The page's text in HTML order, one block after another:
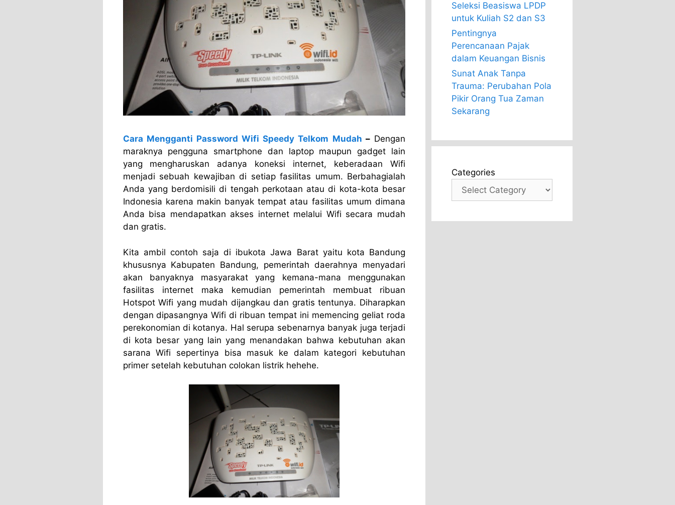
Cara Mengganti Password Wifi Speedy Telkom Mudah –Dengan
maraknya pengguna smartphone dan laptop maupun gadget lain
yang mengharuskan adanya koneksi internet, keberadaan Wifi
menjadi sebuah kewajiban di setiap fasilitas umum. Berbahagialah
Anda yang berdomisili di tengah perkotaan atau di kota-kota besar
Indonesia karena makin banyak tempat atau fasilitas umum dimana
Anda bisa mendapatkan akses internet melalui Wifi secara mudah
dan gratis.
Kita ambil contoh saja di ibukota Jawa Barat yaitu kota Bandung
khususnya Kabupaten Bandung, pemerintah daerahnya menyadari
akan banyaknya masyarakat yang kemana-mana menggunakan
fasilitas internet maka kemudian pemerintah membuat ribuan
Hotspot Wifi yang mudah dijangkau dan gratis tentunya. Diharapkan
dengan dipasangnya Wifi di ribuan tempat ini memencing geliat roda
perekonomian di kotanya. Hal serupa sebenarnya banyak juga terjadi
di kota besar yang lain yang menandakan bahwa kebutuhan akan
sarana Wifi sepertinya bisa masuk ke dalam kategori kebutuhan
primer setelah kebutuhan colokan listrik hehehe.
Seleksi Beasiswa LPDP
untuk Kuliah S2 dan S3
Pentingnya
Perencanaan Pajak
dalam Keuangan Bisnis
Sunat Anak Tanpa
Trauma: Perubahan Pola
Pikir Orang Tua Zaman
Sekarang
Categories